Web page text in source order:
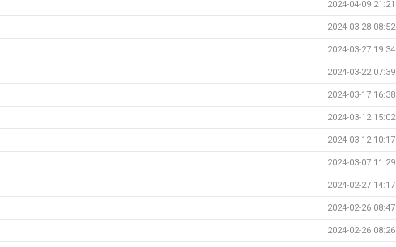
2024-04-09 21:21
2024-03-28 08:52
2024-03-27 19:34
2024-03-22 07:39
2024-03-17 16:38
2024-03-12 15:02
2024-03-12 10:17
2024-03-07 11:29
2024-02-27 14:17
2024-02-26 08:47
2024-02-26 08:26